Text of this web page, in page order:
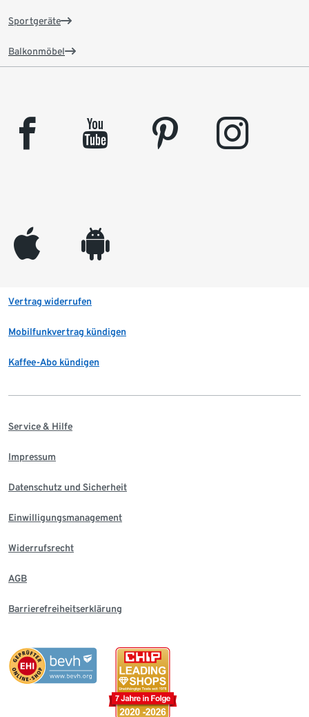
Sportgeräte
Balkonmöbel
facebook youtube pinterest instagram
appleinc android
Vertrag widerrufen
Mobilfunkvertrag kündigen
Kaffee-Abo kündigen
Service & Hilfe
Impressum
Datenschutz und Sicherheit
Einwilligungsmanagement
Widerrufsrecht
AGB
Barrierefreiheitserklärung